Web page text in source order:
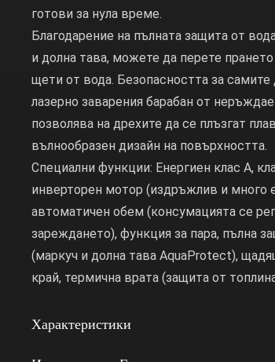
готови за нула време.
Благодарение на пълната защита от
и долна тава, можете да перете
щети от вода. Безопасността за самите
лазерно заварения барабан от
позволява на дрехите да се плъзгат
вълнообразен дизайн на повърхността.
Специални функции: Енергиен клас A,
инверторен мотор (издръжлив и много
автоматичен обем (консумацията се
зареждането), функция за пара, пълна
(маркуч и долна тава AquaProtect),
край, термична врата (защита от
Характеристики